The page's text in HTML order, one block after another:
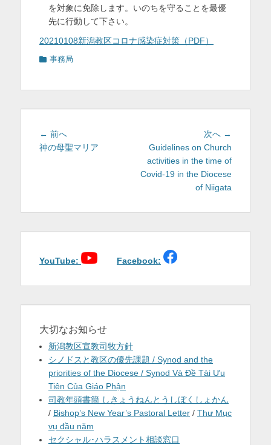
を対象に免除します。いのちを守ることを最優
先に行動して下さい。
20210108新潟教区コロナ感染症対策（PDF）
カ 事務局
投
稿
ョ
← 前へ
の
神の母聖マリア
次へ →
投
稿:
Guidelines on Church
activities in the time of
Covid-19 in the Diocese
of Niigata
YouTube: Facebook:
大切なお知らせ
新潟教区宣教司牧方針
シノドスと教区の優先課題 / Synod and the
priorities of the Diocese / Synod Và Đề Tài Ưu
Tiên Của Giáo Phận
司教年頭書簡 しきょうねんとうしぼくしょかん
/ Bishop’s New Year’s Pastoral Letter / Thư Mục
vụ đầu năm
セクシャル･ハラスメント相談窓口